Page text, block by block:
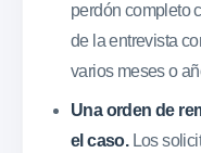
perdón completo
de la entrevista
varios meses o
Una orden de
el caso.Los